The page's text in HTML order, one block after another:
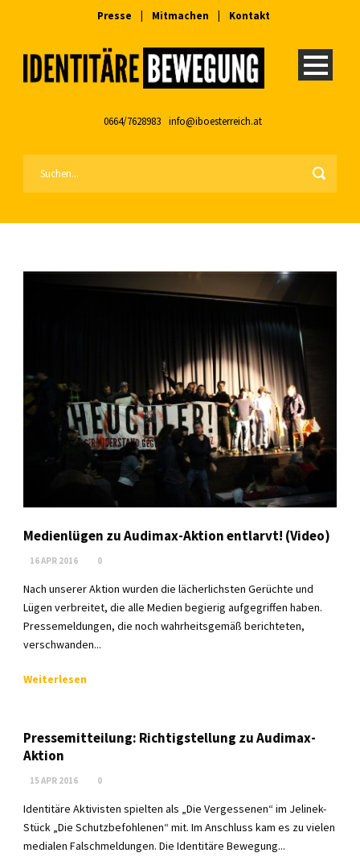
Presse Mitmachen Kontakt
0664/7628983 info@iboesterreich.at
Medienlügen zu Audimax-Aktion entlarvt! (Video)
16 APR 2016 0
Nach unserer Aktion wurden die lächerlichsten Gerüchte und
Lügen verbreitet, die alle Medien begierig aufgegriffen haben.
Pressemeldungen, die noch wahrheitsgemäß berichteten,
verschwanden...
Weiterlesen
Pressemitteilung: Richtigstellung zu Audimax-
Aktion
15 APR 2016 0
Identitäre Aktivisten spielten als „Die Vergessenen“ im Jelinek-
Stück „Die Schutzbefohlenen“ mit. Im Anschluss kam es zu vielen
medialen Falschmeldungen. Die Identitäre Bewegung...